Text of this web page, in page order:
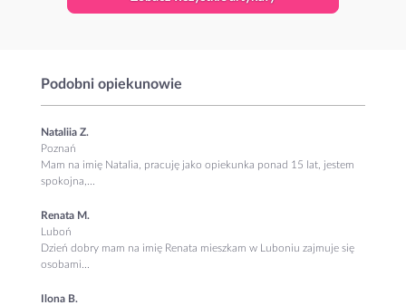
Podobni opiekunowie
Nataliia Z.
Poznań
Mam na imię Natalia, pracuję jako opiekunka ponad 15 lat, jestem
spokojna,...
Renata M.
Luboń
Dzień dobry mam na imię Renata mieszkam w Luboniu zajmuje się
osobami...
Ilona B.